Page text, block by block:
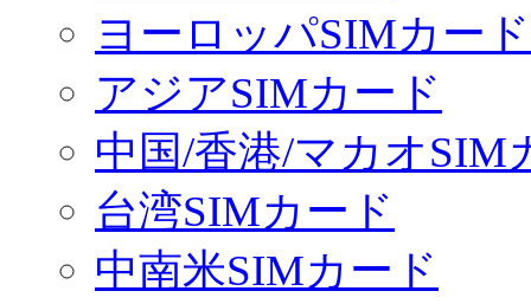
ヨーロッパSIMカード
アジアSIMカード
中国/香港/マカオSIM
台湾SIMカード
中南米SIMカード